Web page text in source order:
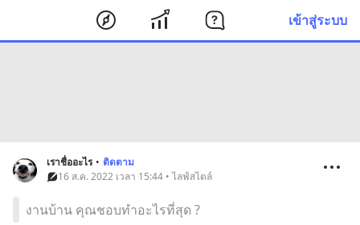
เข้าสู่ระบบ
เราชื่ออะไร • ติดตาม
16 ส.ค. 2022 เวลา 15:44 • ไลฟ์สไตล์
งานบ้าน คุณชอบทำอะไรที่สุด ?